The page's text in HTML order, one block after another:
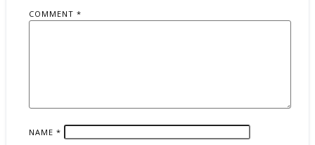
COMMENT *
NAME *